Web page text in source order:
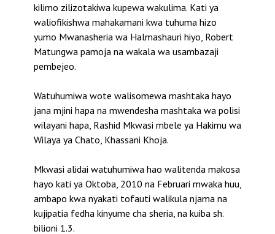
kilimo zilizotakiwa kupewa wakulima. Kati ya
waliofikishwa mahakamani kwa tuhuma hizo
yumo Mwanasheria wa Halmashauri hiyo, Robert
Matungwa pamoja na wakala wa usambazaji
pembejeo.
Watuhumiwa wote walisomewa mashtaka hayo
jana mjini hapa na mwendesha mashtaka wa polisi
wilayani hapa, Rashid Mkwasi mbele ya Hakimu wa
Wilaya ya Chato, Khassani Khoja.
Mkwasi alidai watuhumiwa hao walitenda makosa
hayo kati ya Oktoba, 2010 na Februari mwaka huu,
ambapo kwa nyakati tofauti walikula njama na
kujipatia fedha kinyume cha sheria, na kuiba sh.
bilioni 1.3.